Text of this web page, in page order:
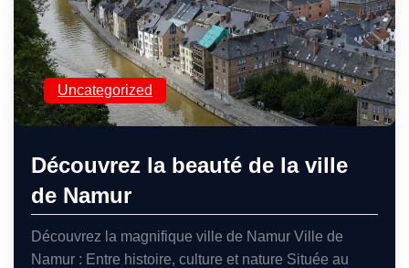
Uncategorized
Découvrez la beauté de la ville
de Namur
Découvrez la magnifique ville de Namur Ville de
Namur : Entre histoire, culture et nature Située au